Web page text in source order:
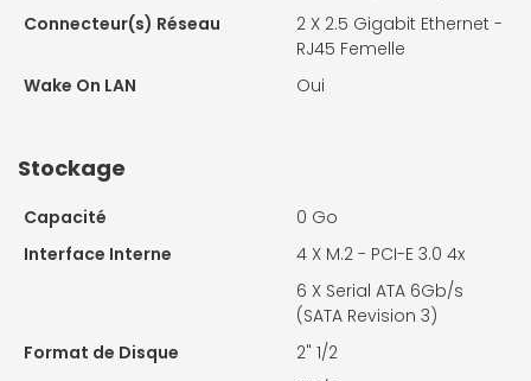
Connecteur(s) Réseau
2 X 2.5 Gigabit Ethernet -
RJ45 Femelle
Wake On LAN
Oui
Stockage
Capacité
0 Go
Interface Interne
4 X M.2 - PCI-E 3.0 4x
6 X Serial ATA 6Gb/s
(SATA Revision 3)
Format de Disque
2" 1/2